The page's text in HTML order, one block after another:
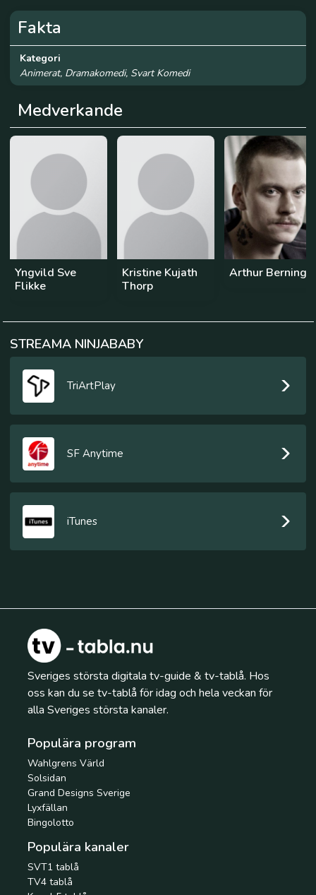
Medverkande
Yngvild Sve
Flikke
Kristine Kujath
Thorp
Arthur Berning
Fakta
Kategori
Animerat, Dramakomedi, Svart Komedi
STREAMA NINJABABY
TriArtPlay
SF Anytime
iTunes
Sveriges största digitala tv-guide & tv-tablå. Hos
oss kan du se tv-tablå för idag och hela veckan för
alla Sveriges största kanaler.
Populära program
Wahlgrens Värld
Solsidan
Grand Designs Sverige
Lyxfällan
Bingolotto
Populära kanaler
SVT1 tablå
TV4 tablå